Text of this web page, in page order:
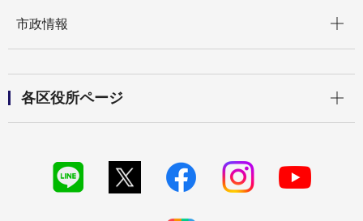
市政情報
各区役所ページ